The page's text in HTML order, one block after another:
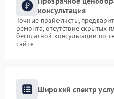
консультация
Точные прайс-листы,
ремонта, отсутствие скрытых
бесплатной консультации по
сайте
Широкий спектр